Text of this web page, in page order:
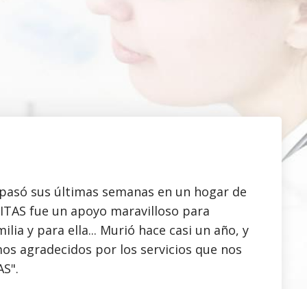
sus últimas semanas en un hogar de
fue un apoyo maravilloso para
y para ella... Murió hace casi un año, y
agradecidos por los servicios que nos